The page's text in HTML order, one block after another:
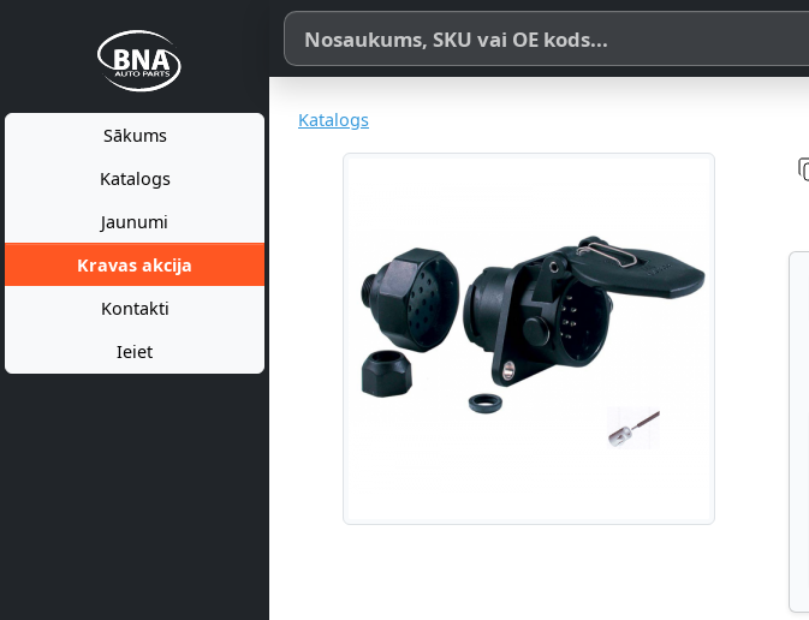
Sākums
Katalogs
Jaunumi
Kravas akcija
Kontakti
Ieiet
Meklēt pēc produkta nosaukuma, SKU vai OE koda
Katalogs